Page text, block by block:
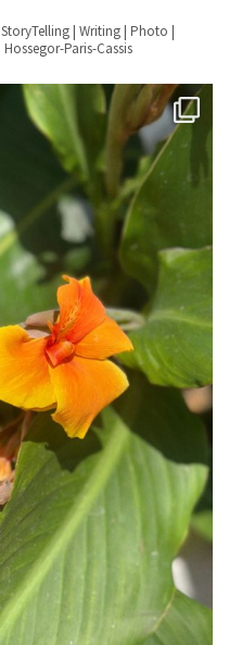
StoryTelling | Writing | Photo |
Hossegor-Paris-Cassis